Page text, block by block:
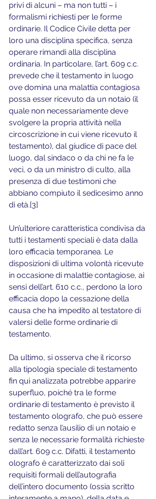
privi di alcuni – ma non tutti – i
formalismi richiesti per le forme
ordinarie. Il Codice Civile detta per
loro una disciplina specifica, senza
operare rimandi alla disciplina
ordinaria. In particolare, l’art. 609 c.c.
prevede che il testamento in luogo
ove domina una malattia contagiosa
possa esser ricevuto da un notaio (il
quale non necessariamente deve
svolgere la propria attività nella
circoscrizione in cui viene ricevuto il
testamento), dal giudice di pace del
luogo, dal sindaco o da chi ne fa le
veci, o da un ministro di culto, alla
presenza di due testimoni che
abbiano compiuto il sedicesimo anno
di età.[3]
Un’ulteriore caratteristica condivisa da
tutti i testamenti speciali è data dalla
loro efficacia temporanea. Le
disposizioni di ultima volontà ricevute
in occasione di malattie contagiose, ai
sensi dell’art. 610 c.c., perdono la loro
efficacia dopo la cessazione della
causa che ha impedito al testatore di
valersi delle forme ordinarie di
testamento.
Da ultimo, si osserva che il ricorso
alla tipologia speciale di testamento
fin qui analizzata potrebbe apparire
superfluo, poiché tra le forme
ordinarie di testamento è previsto il
testamento olografo, che può essere
redatto senza l’ausilio di un notaio e
senza le necessarie formalità richieste
dall’art. 609 c.c. Difatti, il testamento
olografo è caratterizzato dai soli
requisiti formali dell’autografia
dell’intero documento (ossia scritto